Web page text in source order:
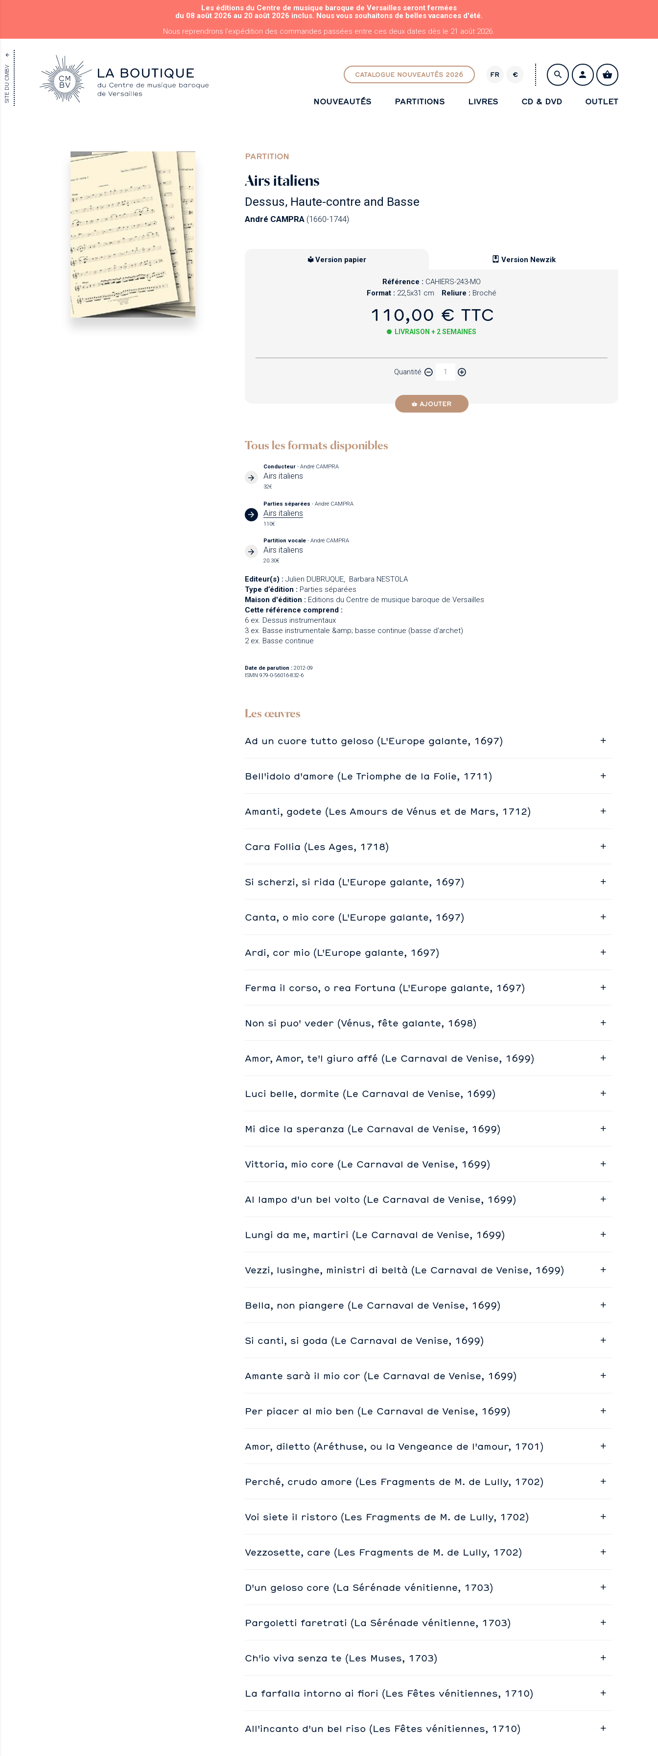
ALLER AU CONTENU PRINCIPAL
Les éditions du Centre de musique baroque de Versailles seront fermées
du 08 août 2026 au 20 août 2026 inclus. Nous vous souhaitons de belles vacances d'été.
Nous reprendrons l'expédition des commandes passées entre ces deux dates dès le 21 août 2026.
SITE DU CMBV CATALOGUE NOUVEAUTÉS 2026 FR
R
€
NOUVEAUTÉS PARTITIONS LIVRES CD & DVD OUTLET
PARTITION
Airs italiens
Dessus, Haute-contre and Basse
André CAMPRA (1660-1744)
Version papier Version Newzik
Référence : CAHIERS-243-MO
Format : 22,5x31 cm Reliure : Broché
110,00 € TTC
LIVRAISON + 2 SEMAINES
Quantité
AJOUTER
Tous les formats disponibles
Conducteur- André CAMPRA
Airs italiens
32€
Parties séparées- André CAMPRA
Airs italiens
110€
Partition vocale- André CAMPRA
Airs italiens
20.30€
Editeur(s) : Julien DUBRUQUE
Barbara NESTOLA
Type d’édition : Parties séparées
Maison d'édition : Editions du Centre de musique baroque de Versailles
Cette référence comprend :
6 ex. Dessus instrumentaux
3 ex. Basse instrumentale &amp; basse continue (basse d'archet)
2 ex. Basse continue
Date de parution : 2012-09
ISMN 979-0-56016-832-6
Les œuvres
Ad un cuore tutto geloso (L'Europe galante, 1697)
Bell'idolo d'amore (Le Triomphe de la Folie, 1711)
Amanti, godete (Les Amours de Vénus et de Mars, 1712)
Cara Follia (Les Ages, 1718)
Si scherzi, si rida (L'Europe galante, 1697)
Canta, o mio core (L'Europe galante, 1697)
Ardi, cor mio (L'Europe galante, 1697)
Ferma il corso, o rea Fortuna (L'Europe galante, 1697)
Non si puo' veder (Vénus, fête galante, 1698)
Amor, Amor, te'l giuro affé (Le Carnaval de Venise, 1699)
Luci belle, dormite (Le Carnaval de Venise, 1699)
Mi dice la speranza (Le Carnaval de Venise, 1699)
Vittoria, mio core (Le Carnaval de Venise, 1699)
Al lampo d'un bel volto (Le Carnaval de Venise, 1699)
Lungi da me, martiri (Le Carnaval de Venise, 1699)
Vezzi, lusinghe, ministri di beltà (Le Carnaval de Venise, 1699)
Bella, non piangere (Le Carnaval de Venise, 1699)
Si canti, si goda (Le Carnaval de Venise, 1699)
Amante sarà il mio cor (Le Carnaval de Venise, 1699)
Per piacer al mio ben (Le Carnaval de Venise, 1699)
Amor, diletto (Aréthuse, ou la Vengeance de l'amour, 1701)
Perché, crudo amore (Les Fragments de M. de Lully, 1702)
Voi siete il ristoro (Les Fragments de M. de Lully, 1702)
Vezzosette, care (Les Fragments de M. de Lully, 1702)
D'un geloso core (La Sérénade vénitienne, 1703)
Pargoletti faretrati (La Sérénade vénitienne, 1703)
Ch'io viva senza te (Les Muses, 1703)
La farfalla intorno ai fiori (Les Fêtes vénitiennes, 1710)
All'incanto d'un bel riso (Les Fêtes vénitiennes, 1710)